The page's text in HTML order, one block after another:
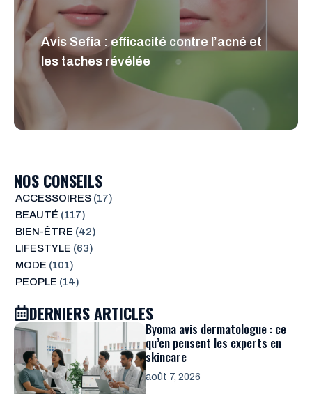
Avis Sefia : efficacité contre l’acné et
les taches révélée
NOS CONSEILS
ACCESSOIRES(17)
BEAUTÉ (117)
BIEN-ÊTRE (42)
LIFESTYLE (63)
MODE (101)
PEOPLE (14)
DERNIERS ARTICLES
Byoma avis dermatologue : ce
qu’en pensent les experts en
skincare
août 7, 2026